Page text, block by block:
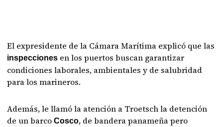
El expresidente de la Cámara Marítima explicó que las
inspecciones en los puertos buscan garantizar
condiciones laborales, ambientales y de salubridad
para los marineros.
Además, le llamó la atención a Troetsch la detención
de un barcoCosco, de bandera panameña pero